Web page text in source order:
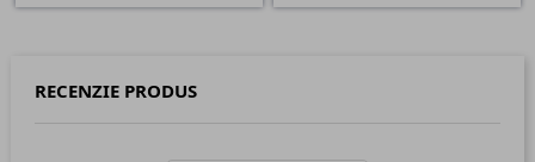
RECENZIE PRODUS